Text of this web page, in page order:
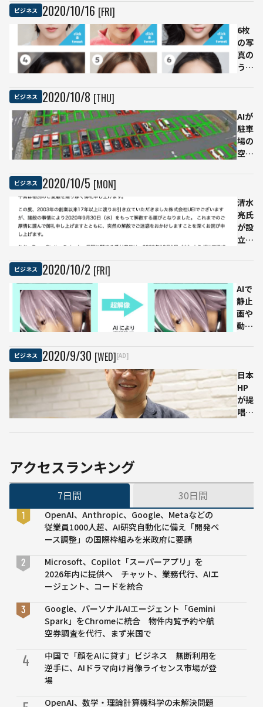
場
4つ
のワ
ケ。
食品
事例
から
考え
る
ビジネス 2020/10/16 [FRI]
6枚
の写
真の
うち
間」
は誰
か？
ビジネス 2020/10/8 [THU]
AIが
駐車
場の
空き
大型
物流
施設
の運
ビジネス 2020/10/5 [MON]
清水
亮氏
が設
立し
UEI
が突
然の
解散
ビジネス 2020/10/2 [FRI]
AIで
静止
画や
動画
VHS
や
DVD
用の
ルに
ビジネス 2020/9/30 [WED][AD]
日本
HP
が提
唱す
「デ
サイ
アクセスランキング
7日間 30日間
OpenAI、Anthropic、Google、Metaなどの
従業員1000人超、AI研究自動化に備え「開発ペ
ース調整」の国際枠組みを米政府に要請
Microsoft、Copilot「スーパーアプリ」を
2026年内に提供へ チャット、業務代行、AIエ
ージェント、コードを統合
Google、パーソナルAIエージェント「Gemini
Spark」をChromeに統合 物件内覧予約や航
空券調査を代行、まず米国で
4
中国で「顔をAIに貸す」ビジネス 無断利用を
逆手に、AIドラマ向け肖像ライセンス市場が登
場
OpenAI、数学・理論計算機科学の未解決問題